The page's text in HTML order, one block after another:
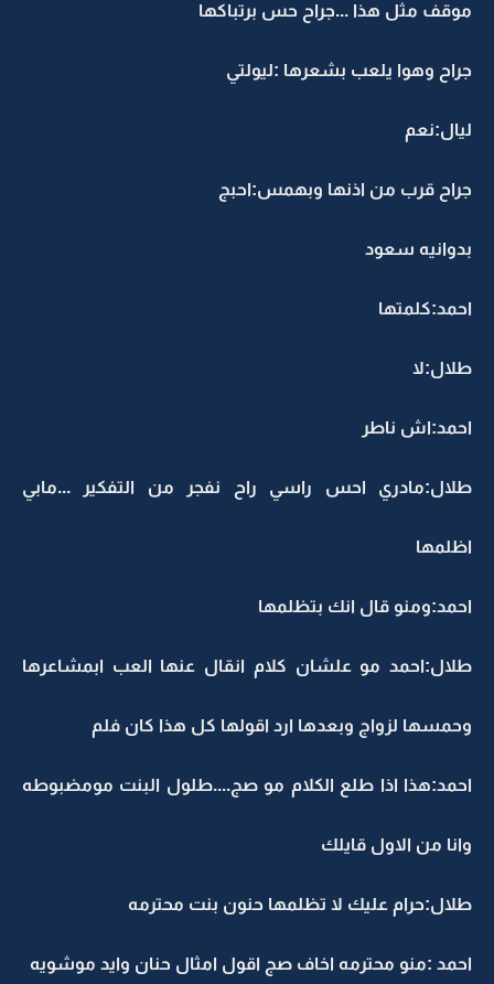
موقف مثل هذا ...جراح حس برتباكها
جراح وهوا يلعب بشعرها :ليولتي
ليال:نعم
جراح قرب من اذنها وبهمس:احبج
بدوانيه سعود
احمد:كلمتها
طلال:لا
احمد:اش ناطر
طلال:مادري احس راسي راح نفجر من التفكير ...مابي
اظلمها
احمد:ومنو قال انك بتظلمها
طلال:احمد مو علشان كلام انقال عنها العب ابمشاعرها
وحمسها لزواج وبعدها ارد اقولها كل هذا كان فلم
احمد:هذا اذا طلع الكلام مو صج....طلول البنت مومضبوطه
وانا من الاول قايلك
طلال:حرام عليك لا تظلمها حنون بنت محترمه
احمد :منو محترمه اخاف صج اقول امثال حنان وايد موشويه